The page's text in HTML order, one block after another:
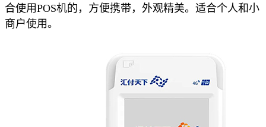
合使用POS机的，方便携带，外观精美。适合个人和小
商户使用。